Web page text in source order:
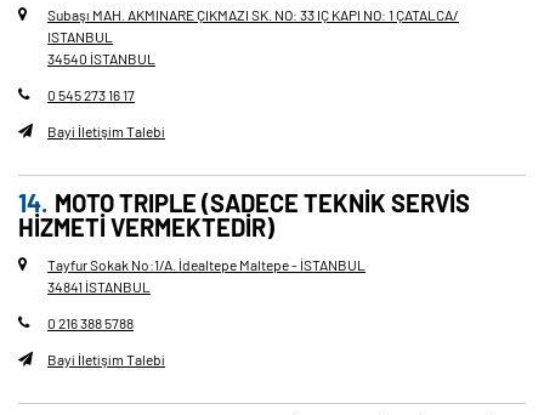
Subaşı MAH. AKMINARE ÇIKMAZI SK. NO: 33 IÇ KAPI NO: 1 ÇATALCA/
ISTANBUL
34540 İSTANBUL
0 545 273 16 17
Bayi İletişim Talebi
MOTO TRIPLE (SADECE TEKNIK SERVIS
HIZMETI VERMEKTEDIR)
Tayfur Sokak No:1/A. İdealtepe Maltepe - İSTANBUL
34841 İSTANBUL
0 216 388 5788
Bayi İletişim Talebi